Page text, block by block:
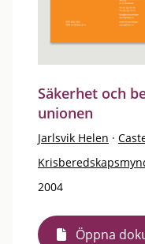
Säkerhet och
unionen
Jarlsvik Helen ·
2004
Öppna